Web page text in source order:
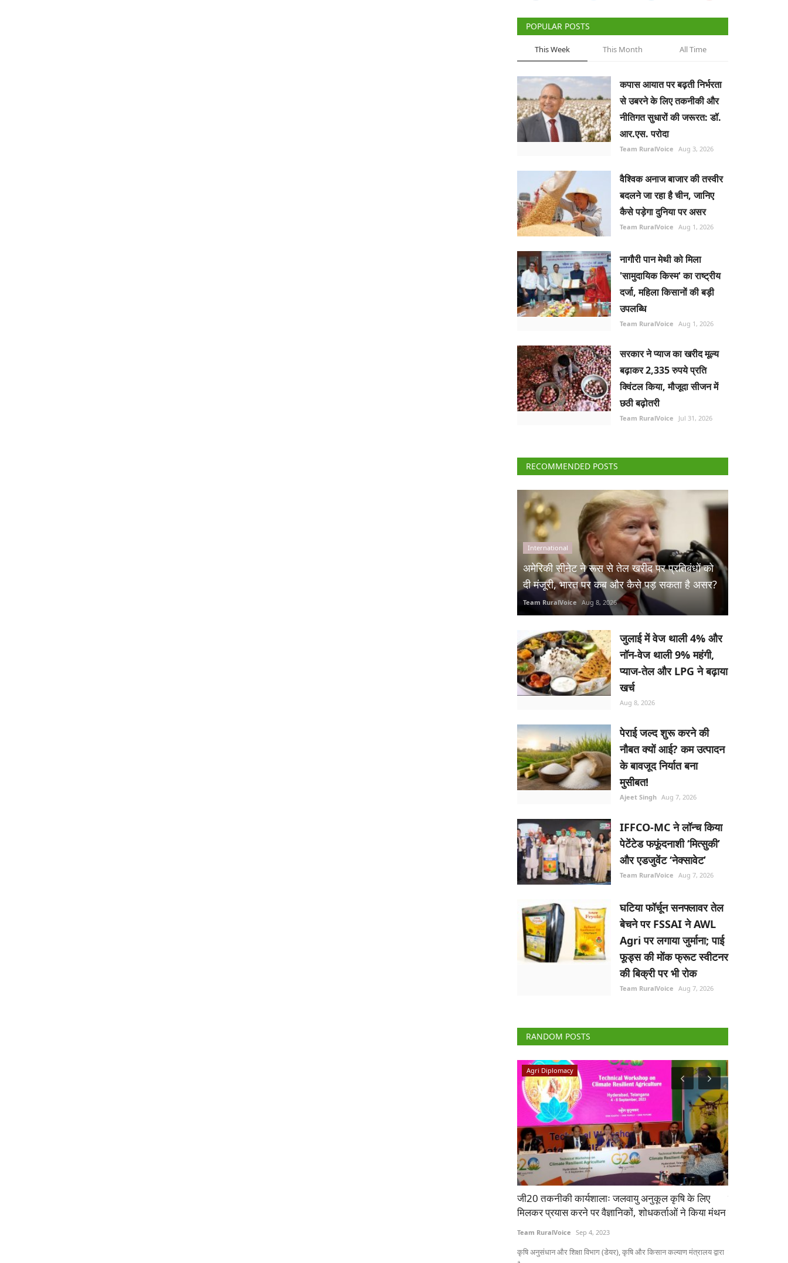
POPULAR POSTS
This Week This Month All Time
कपास आयात पर बढ़ती निर्भरता
से उबरने के लिए तकनीकी और
नीतिगत सुधारों की जरूरत: डॉ.
आर.एस. परोदा
Team RuralVoice Aug 3, 2026
वैश्विक अनाज बाजार की तस्वीर
बदलने जा रहा है चीन, जानिए
कैसे पड़ेगा दुनिया पर असर
Team RuralVoice Aug 1, 2026
नागौरी पान मेथी को मिला
'सामुदायिक किस्म' का राष्ट्रीय
दर्जा, महिला किसानों की बड़ी
उपलब्धि
Team RuralVoice Aug 1, 2026
सरकार ने प्याज का खरीद मूल्य
बढ़ाकर 2,335 रुपये प्रति
क्विंटल किया, मौजूदा सीजन में
छठी बढ़ोतरी
Team RuralVoice Jul 31, 2026
RECOMMENDED POSTS
International
अमेरिकी सीनेट ने रूस से तेल खरीद पर प्रतिबंधों को
दी मंजूरी, भारत पर कब और कैसे पड़ सकता है असर?
Team RuralVoice Aug 8, 2026
जुलाई में वेज थाली 4% और
नॉन-वेज थाली 9% महंगी,
प्याज-तेल और LPG ने बढ़ाया
खर्च
Aug 8, 2026
पेराई जल्द शुरू करने की
नौबत क्यों आई? कम उत्पादन
के बावजूद निर्यात बना
मुसीबत!
Ajeet Singh Aug 7, 2026
IFFCO-MC ने लॉन्च किया
पेटेंटेड फफूंदनाशी ‘मित्सुकी’
और एडजुवेंट ‘नेक्सावेट’
Team RuralVoice Aug 7, 2026
घटिया फॉर्चून सनफ्लावर तेल
बेचने पर FSSAI ने AWL
Agri पर लगाया जुर्माना; पाई
फूड्स की मोंक फ्रूट स्वीटनर
की बिक्री पर भी रोक
Team RuralVoice Aug 7, 2026
RANDOM POSTS
Agri Diplomacy
जी20 तकनीकी कार्यशालाः जलवायु अनुकूल कृषि के लिए
मिलकर प्रयास करने पर वैज्ञानिकों, शोधकर्ताओं ने किया मंथन
Team RuralVoice Sep 4, 2023
कृषि अनुसंधान और शिक्षा विभाग (डेयर), कृषि और किसान कल्याण मंत्रालय द्वारा